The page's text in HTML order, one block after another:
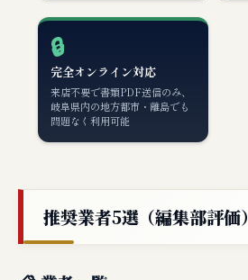
🔒
完全オンライン対応
来店不要で書類PDF送信のみ、
岐阜県内の地方都市・離島でも
問題なく利用可能
推奨業者5選（編集部評価）